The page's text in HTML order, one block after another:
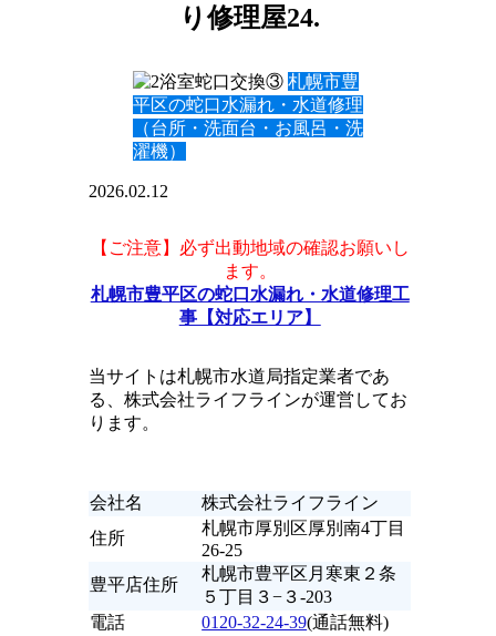
り修理屋24.
札幌市豊
平区の蛇口水漏れ・水道修理
（台所・洗面台・お風呂・洗
濯機）
2026.02.12
【ご注意】必ず出動地域の確認お願いし
ます。
札幌市豊平区の蛇口水漏れ・水道修理工
事【対応エリア】
当サイトは札幌市水道局指定業者であ
る、株式会社ライフラインが運営してお
ります。
会社名
株式会社ライフライン
住所
札幌市厚別区厚別南4丁目
26-25
豊平店住所
札幌市豊平区月寒東２条
５丁目３−３-203
電話
0120-32-24-39(通話無料)